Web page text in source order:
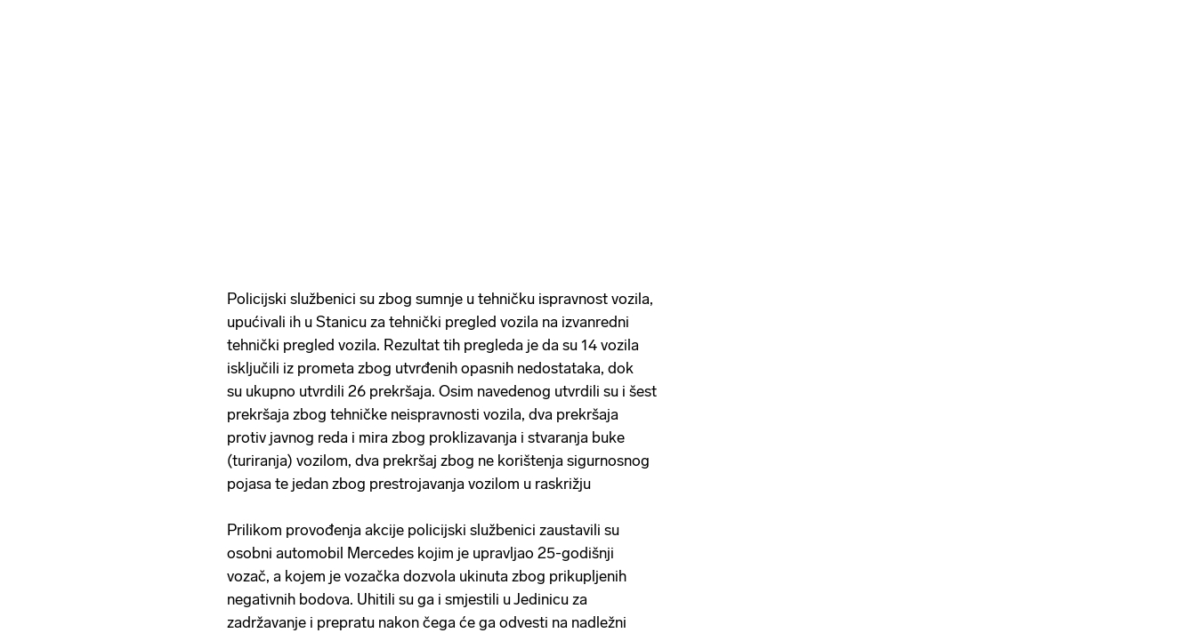
Policijski službenici su zbog sumnje u tehničku ispravnost vozila,
upućivali ih u Stanicu za tehnički pregled vozila na izvanredni
tehnički pregled vozila. Rezultat tih pregleda je da su 14 vozila
isključili iz prometa zbog utvrđenih opasnih nedostataka, dok
su ukupno utvrdili 26 prekršaja. Osim navedenog utvrdili su i šest
prekršaja zbog tehničke neispravnosti vozila, dva prekršaja
protiv javnog reda i mira zbog proklizavanja i stvaranja buke
(turiranja) vozilom, dva prekršaj zbog ne korištenja sigurnosnog
pojasa te jedan zbog prestrojavanja vozilom u raskrižju
Prilikom provođenja akcije policijski službenici zaustavili su
osobni automobil Mercedes kojim je upravljao 25-godišnji
vozač, a kojem je vozačka dozvola ukinuta zbog prikupljenih
negativnih bodova. Uhitili su ga i smjestili u Jedinicu za
zadržavanje i prepratu nakon čega će ga odvesti na nadležni